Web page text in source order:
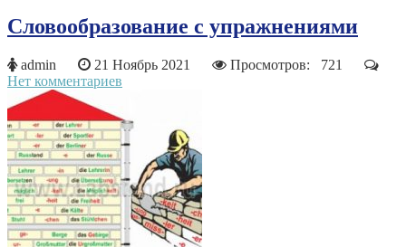
Словообразование с упражнениями
admin 21 Ноябрь 2021
Просмотров: 721
Нет комментариев